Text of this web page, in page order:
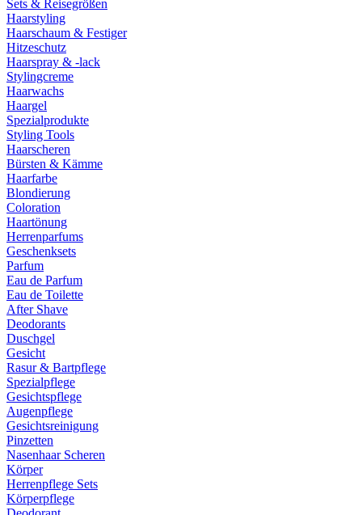
Sets & Reisegrößen
Haarstyling
Haarschaum & Festiger
Hitzeschutz
Haarspray & -lack
Stylingcreme
Haarwachs
Haargel
Spezialprodukte
Styling Tools
Haarscheren
Bürsten & Kämme
Haarfarbe
Blondierung
Coloration
Haartönung
Herrenparfums
Geschenksets
Parfum
Eau de Parfum
Eau de Toilette
After Shave
Deodorants
Duschgel
Gesicht
Rasur & Bartpflege
Spezialpflege
Gesichtspflege
Augenpflege
Gesichtsreinigung
Pinzetten
Nasenhaar Scheren
Körper
Herrenpflege Sets
Körperpflege